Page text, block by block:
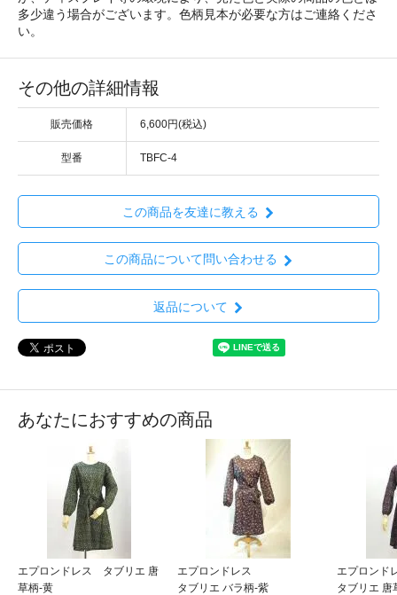
多少違う場合がございます。色柄見本が必要な方はご連絡くださ
い。
その他の詳細情報
販売価格 6,600円(税込)
型番 TBFC-4
この商品を友達に教える
この商品について問い合わせる
返品について
あなたにおすすめの商品
エプロンドレス タブリエ 唐
草柄-黄
エプロンドレス
タブリエ バラ柄-紫
エプロンド
タブリエ 唐